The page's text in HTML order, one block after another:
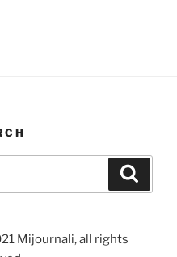
Mijournali, all rights